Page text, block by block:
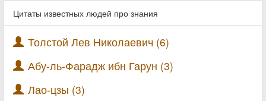
Цитаты известных людей про знания
Толстой Лев Николаевич (6)
Абу-ль-Фарадж ибн Гарун (3)
Лао-цзы (3)